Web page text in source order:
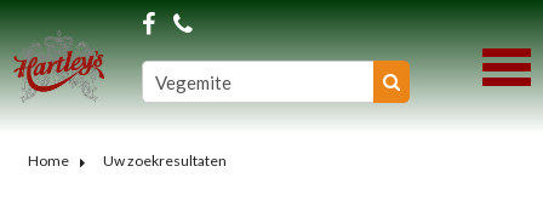
Home Uw zoekresultaten